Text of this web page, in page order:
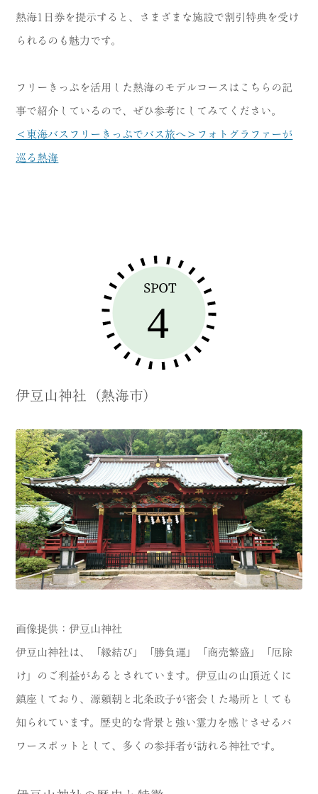
熱海1日券を提示すると、さまざまな施設で割引特典を受け
られるのも魅力です。
フリーきっぷを活用した熱海のモデルコースはこちらの記
事で紹介しているので、ぜひ参考にしてみてください。
＜東海バスフリーきっぷでバス旅へ＞フォトグラファーが
巡る熱海
伊豆山神社（熱海市）
画像提供：伊豆山神社
伊豆山神社は、「縁結び」「勝負運」「商売繁盛」「厄除
け」のご利益があるとされています。伊豆山の山頂近くに
鎮座しており、源頼朝と北条政子が密会した場所としても
知られています。歴史的な背景と強い霊力を感じさせるパ
ワースポットとして、多くの参拝者が訪れる神社です。